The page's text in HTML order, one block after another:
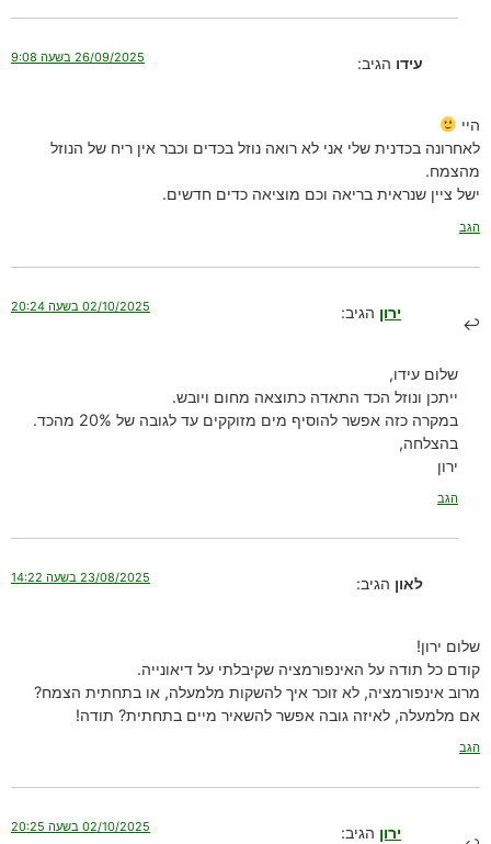
עידו הגיב: 26/09/2025 בשעה 9:08
היי
לאחרונה בכדנית שלי אני לא רואה נוזל בכדים וכבר אין ריח של הנוזל
מהצמח.
ישל ציין שנראית בריאה וכם מוציאה כדים חדשים.
הגב
ירון הגיב: 02/10/2025 בשעה 20:24
שלום עידו,
ייתכן ונוזל הכד התאדה כתוצאה מחום ויובש.
במקרה כזה אפשר להוסיף מים מזוקקים עד לגובה של 20% מהכד.
בהצלחה,
ירון
הגב
לאון הגיב: 23/08/2025 בשעה 14:22
שלום ירון!
קודם כל תודה על האינפורמציה שקיבלתי על דיאונייה.
מרוב אינפורמציה, לא זוכר איך להשקות מלמעלה, או בתחתית הצמח?
אם מלמעלה, לאיזה גובה אפשר להשאיר מיים בתחתית? תודה!
הגב
ירון הגיב: 02/10/2025 בשעה 20:25